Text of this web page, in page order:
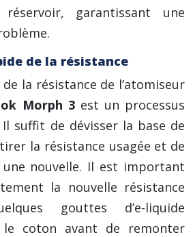
garantissant une
de la résistance
la résistance de l’atomiseur
Morph 3 est un processus
suffit de dévisser la base de
la résistance usagée et de
nouvelle. Il est important
la nouvelle résistance
gouttes d’e-liquide
coton avant de remonter